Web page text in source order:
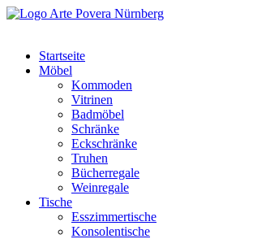
Startseite
Möbel
Kommoden
Vitrinen
Badmöbel
Schränke
Eckschränke
Truhen
Bücherregale
Weinregale
Tische
Esszimmertische
Konsolentische